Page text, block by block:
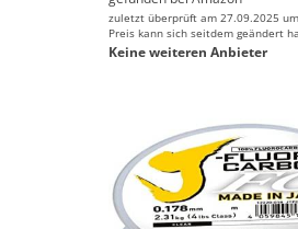
zuletzt überprüft am 27.09.2025
Preis kann sich seitdem geändert
Keine weiteren Anbieter